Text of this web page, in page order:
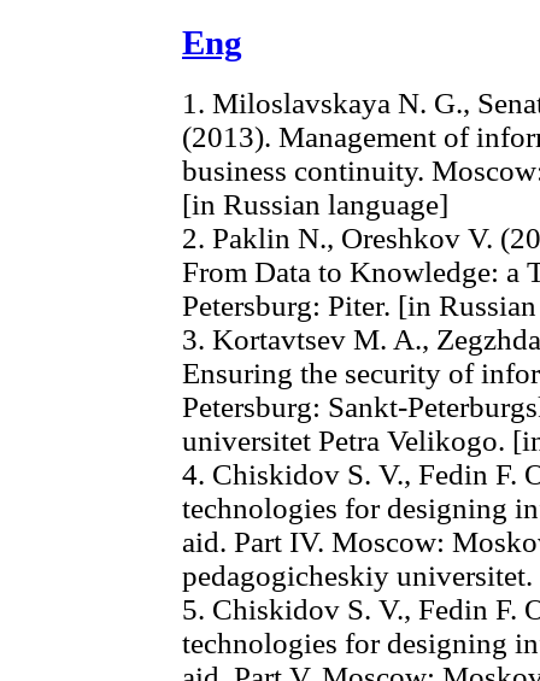
Eng
1. Miloslavskaya N. G.,
(2013). Management of
business continuity.
[in Russian language]
2. Paklin N., Oreshkov V.
From Data to Knowledge: a
Petersburg: Piter. [in
3. Kortavtsev M. A.,
Ensuring the security of
Petersburg: Sankt-
universitet Petra Velikogo.
4. Chiskidov S. V., Fedin F.
technologies for designing
aid. Part IV. Moscow:
pedagogicheskiy
5. Chiskidov S. V., Fedin F.
technologies for designing